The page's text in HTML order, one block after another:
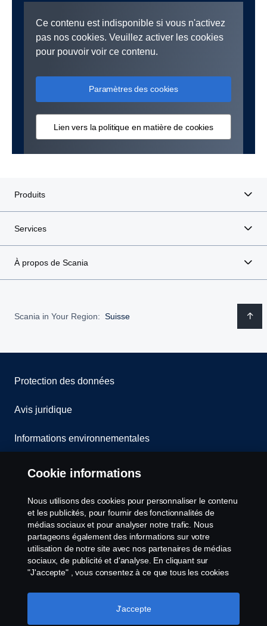
Ce contenu est indisponible si vous n'activez
pas nos cookies. Veuillez activer les cookies
pour pouvoir voir ce contenu.
Paramètres des cookies
Lien vers la politique en matière de cookies
Produits
Services
À propos de Scania
Scania in Your Region: Suisse
Protection des données
Avis juridique
Informations environnementales
Whistleblowing
Contact
Cookies politique
Paramètres des cookies
Cookie informations
Nous utilisons des cookies pour personnaliser le contenu
et les publicités, pour fournir des fonctionnalités de
médias sociaux et pour analyser notre trafic. Nous
partageons également des informations sur votre
utilisation de notre site avec nos partenaires de médias
sociaux, de publicité et d'analyse. En cliquant sur
"J'accepte" , vous consentez à ce que tous les cookies
Vous pouvez également gérer vos cookies en cliquant
sur "Paramètres des cookies" et en sélectionnant les
J'accepte